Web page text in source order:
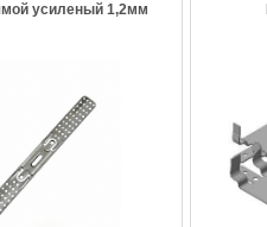
усиленый 1,2мм